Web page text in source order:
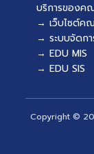
บริการของค
→ เว็บไซต์ค
→ ระบบจัดกา
→ EDU MIS
→ EDU SIS
Copyright ©